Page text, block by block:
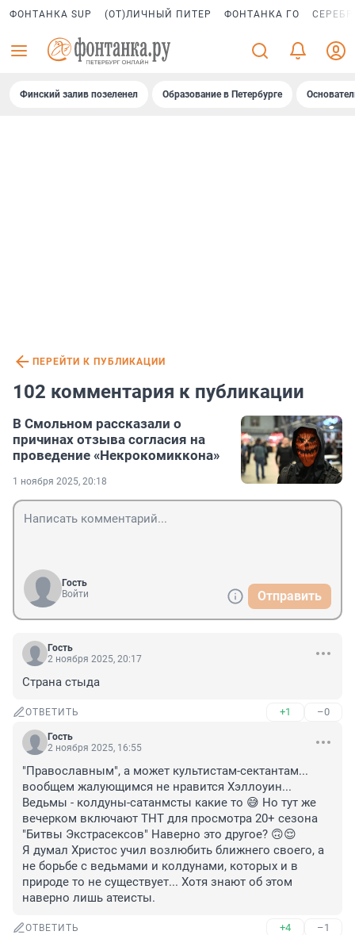
ФОНТАНКА SUP (ОТ)ЛИЧНЫЙ ПИТЕР ФОНТАНКА ГО
Финский залив позеленел Образование в Петербурге
ПЕРЕЙТИ К ПУБЛИКАЦИИ
102 комментария к публикации
В Смольном рассказали о
причинах отзыва согласия на
проведение «Некрокомиккона»
1 ноября 2025, 20:18
Гость
Войти
Отправить
Гость
2 ноября 2025, 20:17
Страна стыда
ОТВЕТИТЬ +1 –0
Гость
2 ноября 2025, 16:55
"Православным", а может культистам-сектантам...
вообщем жалующимся не нравится Хэллоуин...
Ведьмы - колдуны-сатанмсты какие то 😅 Но тут же
вечерком включают ТНТ для просмотра 20+ сезона
"Битвы Экстрасексов" Наверно это другое? 🙃😌
Я думал Христос учил возлюбить ближнего своего, а
не борьбе с ведьмами и колдунами, которых и в
природе то не существует... Хотя знают об этом
наверно лишь атеисты.
ОТВЕТИТЬ +4 –1